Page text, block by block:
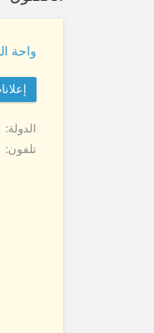
واحة
الدولة
تلفون